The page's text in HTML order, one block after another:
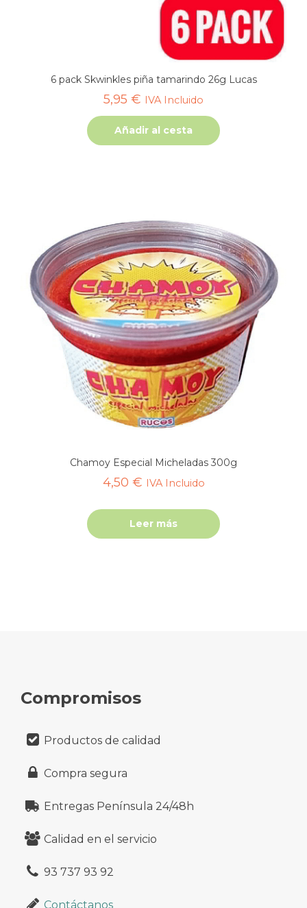
6 pack Skwinkles piña tamarindo 26g Lucas
5,95 € IVA Incluido
Añadir al cesta
Chamoy Especial Micheladas 300g
4,50 € IVA Incluido
Leer más
Compromisos
Productos de calidad
Compra segura
Entregas Península 24/48h
Calidad en el servicio
93 737 93 92
Contáctanos